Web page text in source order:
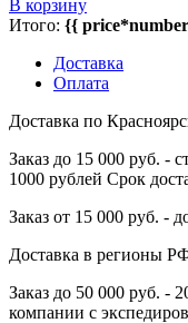
В корзину
Итого: {{
Доставка
Оплата
Доставка по
Заказ до 15 000 руб. -
1000 рублей Срок
Заказ от 15 000 руб. -
Доставка в регионы
Заказ до 50 000 руб. -
компании с